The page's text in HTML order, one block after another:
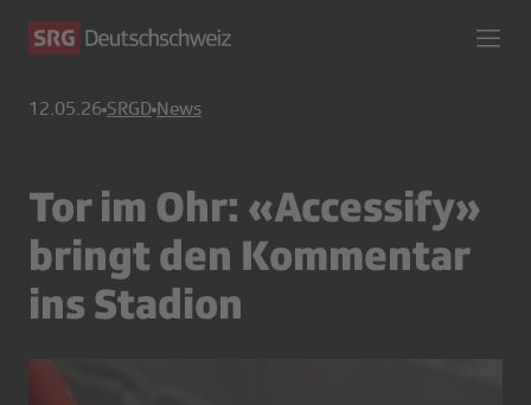
12.05.26 SRGD News
Tor im Ohr: «Accessify»
bringt den Kommentar
ins Stadion